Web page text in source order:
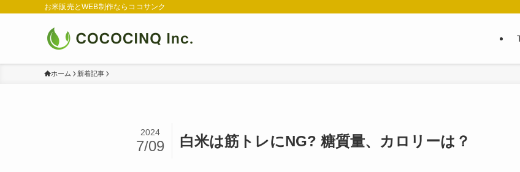
お米販売とWEB制作ならココサンク
ホーム 新着記事
白米は筋トレにNG? 糖質量、カロリーは？
2024
7/09